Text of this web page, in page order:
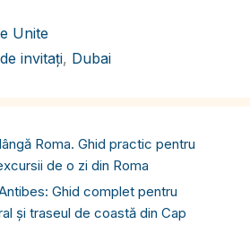
Unite
invitați, Dubai
Roma. Ghid practic pentru
de o zi din Roma
Ghid complet pentru
și traseul de coastă din Cap